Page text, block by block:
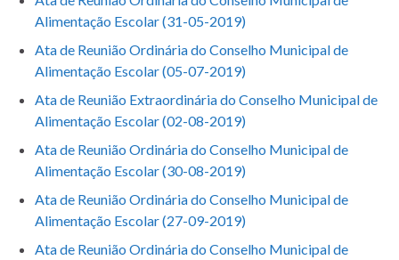
Alimentação Escolar (31-05-2019)
Ata de Reunião Ordinária do Conselho Municipal de
Alimentação Escolar (05-07-2019)
Ata de Reunião Extraordinária do Conselho Municipal de
Alimentação Escolar (02-08-2019)
Ata de Reunião Ordinária do Conselho Municipal de
Alimentação Escolar (30-08-2019)
Ata de Reunião Ordinária do Conselho Municipal de
Alimentação Escolar (27-09-2019)
Ata de Reunião Ordinária do Conselho Municipal de